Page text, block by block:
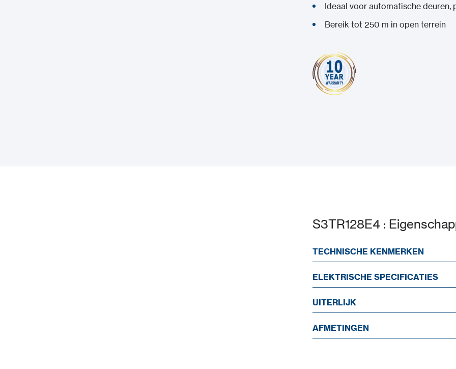
Ideaal voor automatische deuren,
Bereik tot 250 m in open terrein
S3TR128E4 :
TECHNISCHE KENMERKEN
ELEKTRISCHE SPECIFICATIES
UITERLIJK
AFMETINGEN